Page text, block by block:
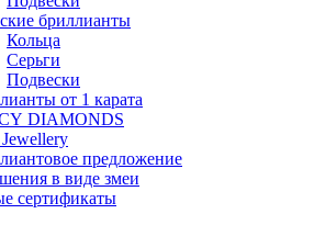
бриллианты
Кольца
Серьги
Подвески
от 1 карата
DIAMONDS
предложение
в виде змеи
сертификаты